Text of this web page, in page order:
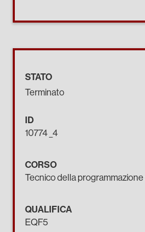
STATO
Terminato
ID
10774 _4
CORSO
Tecnico della
QUALIFICA
EQF5